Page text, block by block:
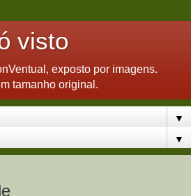
visto
exposto por imagens.
tamanho original.
▼
▼